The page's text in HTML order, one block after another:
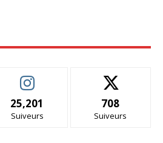
25,201
Suiveurs
708
Suiveurs